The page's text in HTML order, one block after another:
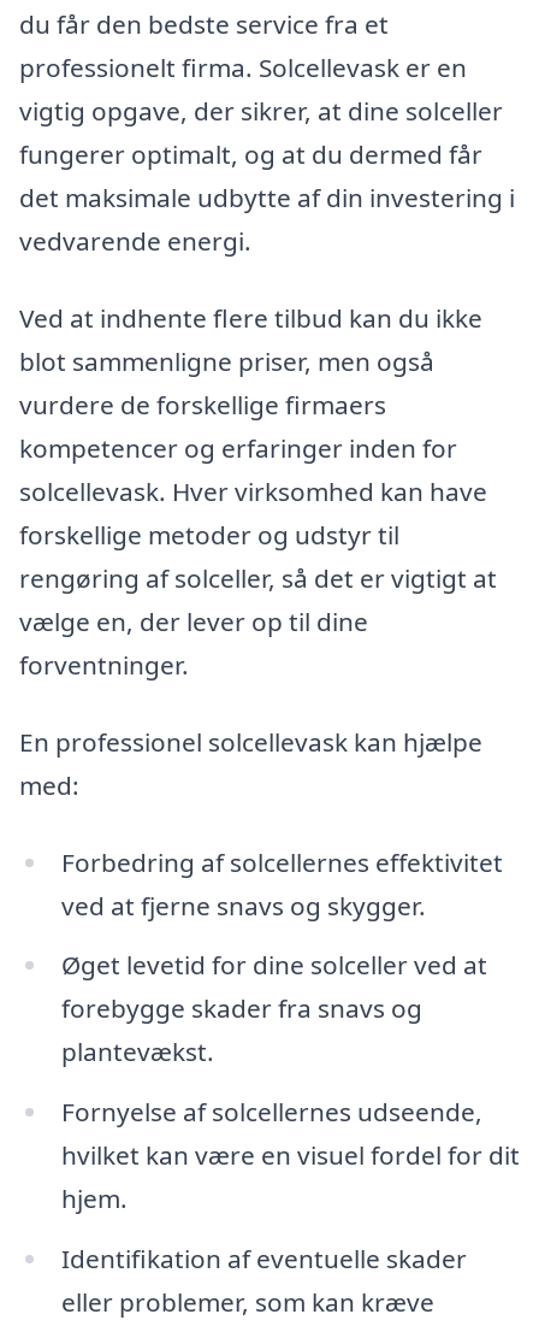
du får den bedste service fra et
professionelt firma. Solcellevask er en
vigtig opgave, der sikrer, at dine solceller
fungerer optimalt, og at du dermed får
det maksimale udbytte af din investering i
vedvarende energi.
Ved at indhente flere tilbud kan du ikke
blot sammenligne priser, men også
vurdere de forskellige firmaers
kompetencer og erfaringer inden for
solcellevask. Hver virksomhed kan have
forskellige metoder og udstyr til
rengøring af solceller, så det er vigtigt at
vælge en, der lever op til dine
forventninger.
En professionel solcellevask kan hjælpe
med:
Forbedring af solcellernes effektivitet
ved at fjerne snavs og skygger.
Øget levetid for dine solceller ved at
forebygge skader fra snavs og
plantevækst.
Fornyelse af solcellernes udseende,
hvilket kan være en visuel fordel for dit
hjem.
Identifikation af eventuelle skader
eller problemer, som kan kræve